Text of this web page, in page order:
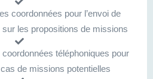
coordonnées pour l’envoi de
les propositions de missions
téléphoniques pour
de missions potentielles